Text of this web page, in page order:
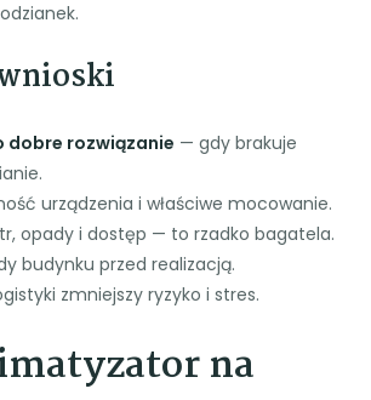
dobre rozwiązanie — gdy brakuje
urządzenia i właściwe mocowanie.
opady i dostęp — to rzadko bagatela.
budynku przed realizacją.
zmniejszy ryzyko i stres.
na